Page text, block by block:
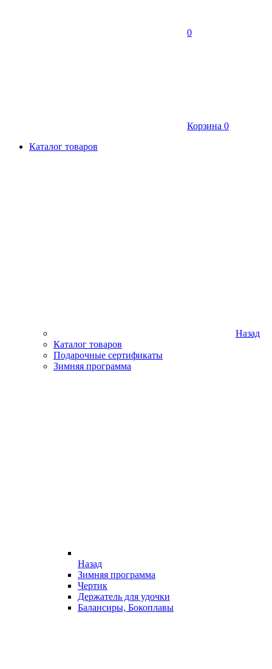
0
Корзина 0
Каталог товаров
Назад
Каталог товаров
Подарочные сертификаты
Зимняя программа
Назад
Зимняя программа
Чертик
Держатель для удочки
Балансиры, Бокоплавы